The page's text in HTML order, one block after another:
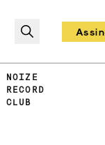
NOIZE
RECORD
CLUB